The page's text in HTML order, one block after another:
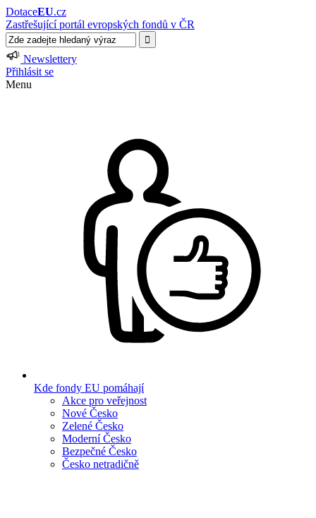
DotaceEU.cz
Zastřešující portál evropských fondů v ČR
Newslettery
Přihlásit se
Menu
Kde fondy EU pomáhají
Akce pro veřejnost
Nové Česko
Zelené Česko
Moderní Česko
Bezpečné Česko
Česko netradičně